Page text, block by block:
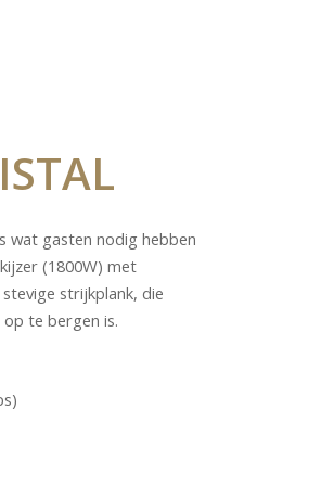
wat gasten nodig hebben
(1800W) met
strijkplank, die
te bergen is.